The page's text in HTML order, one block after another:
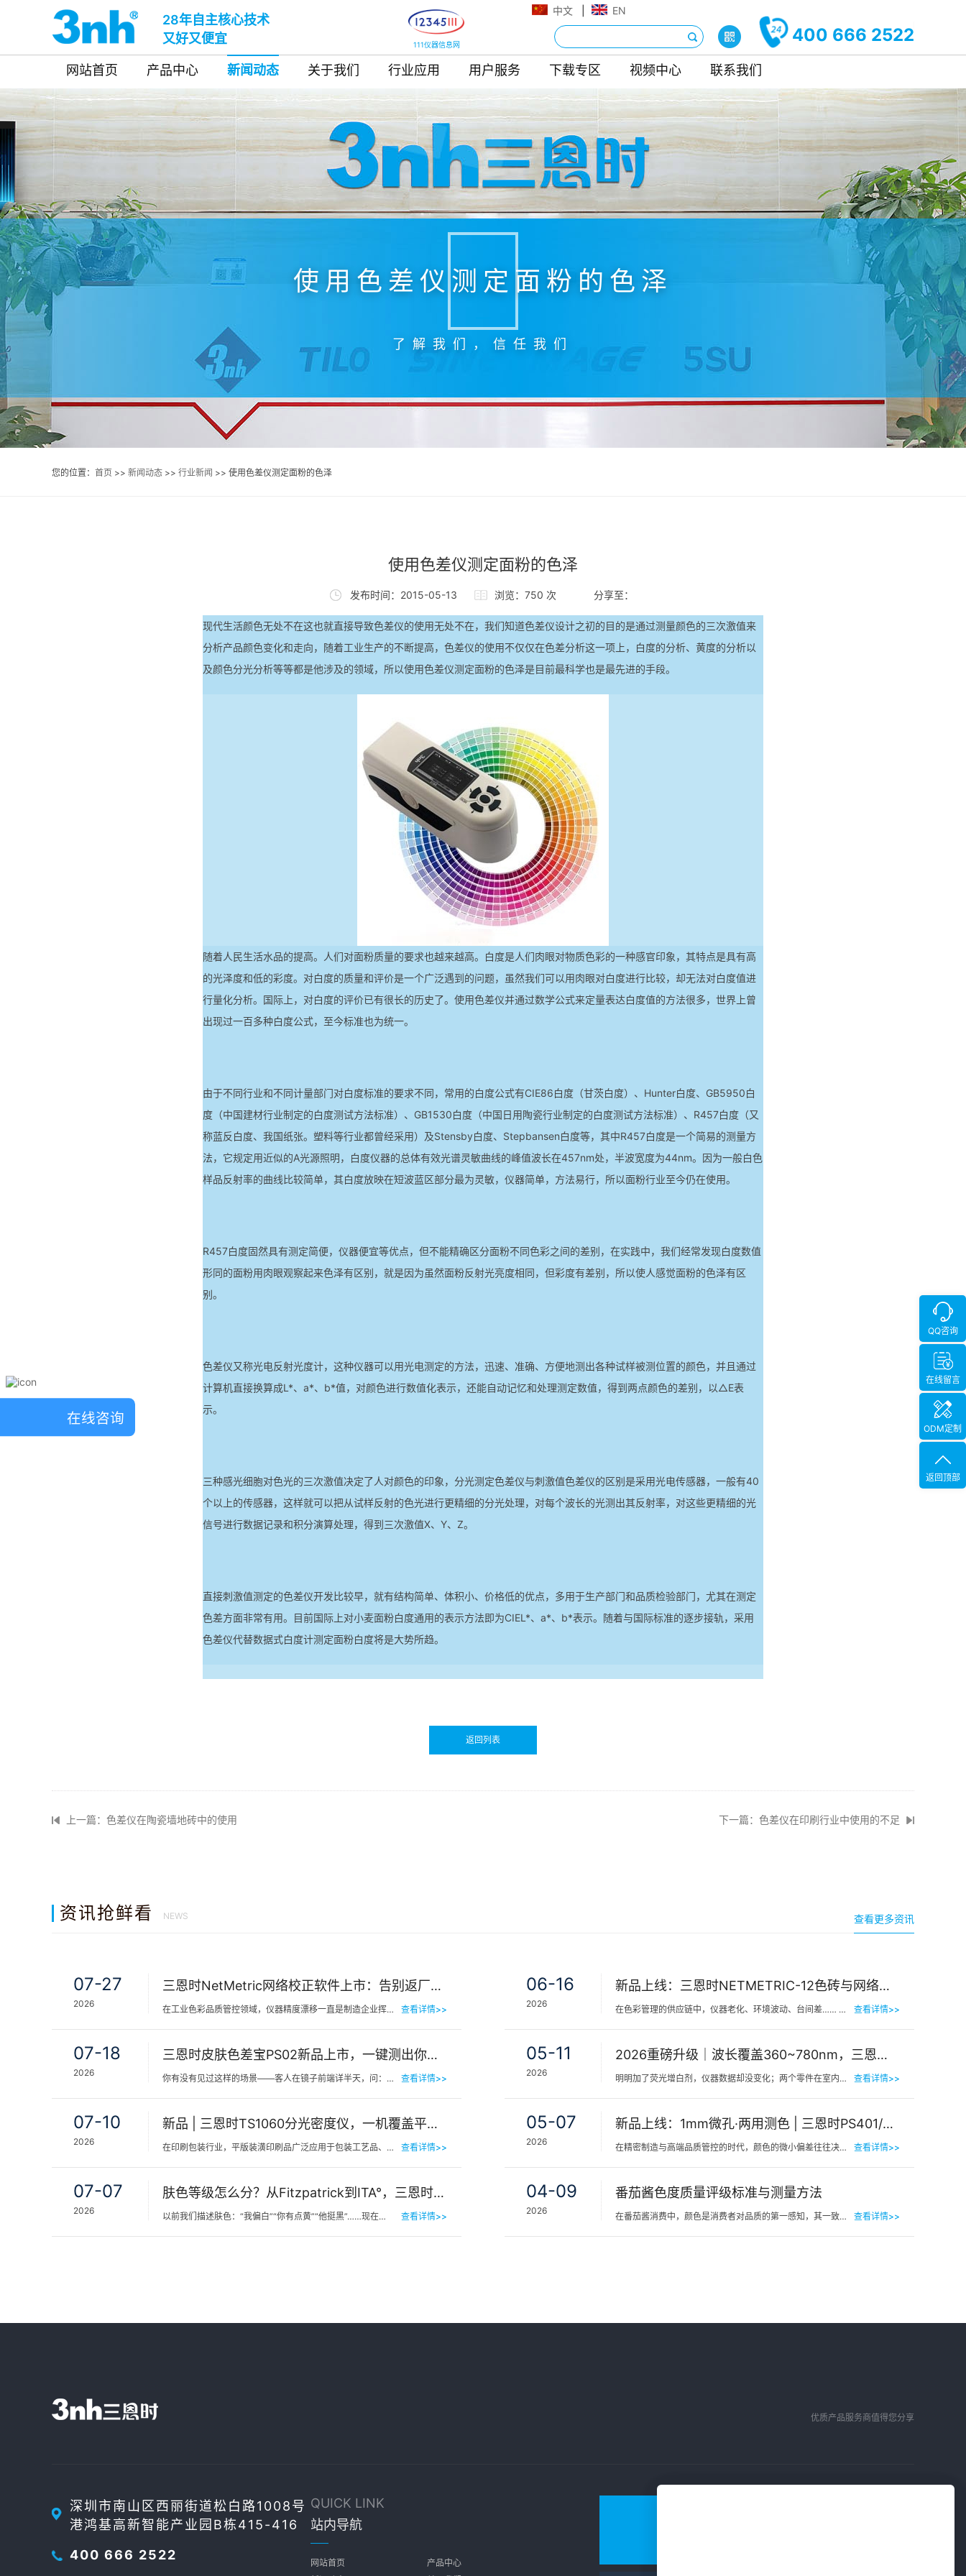
28年自主核心技术
又好又便宜
中文 EN
111仪器信息网 400 666 2522
网站首页 产品中心 新闻动态 关于我们 行业应用 用户服务 下载专区 视频中心 联系我们
使用色差仪测定面粉的色泽
了解我们，信任我们
您的位置： 首页 >> 新闻动态 >> 行业新闻 >> 使用色差仪测定面粉的色泽
使用色差仪测定面粉的色泽
发布时间：2015-05-13 浏览：750 次 分享至：
现代生活颜色无处不在这也就直接导致色差仪的使用无处不在，我们知道色差仪设计之初的目的是通过测量颜色的三次激值来
分析产品颜色变化和走向，随着工业生产的不断提高，色差仪的使用不仅仅在色差分析这一项上，白度的分析、黄度的分析以
及颜色分光分析等等都是他涉及的领域，所以使用色差仪测定面粉的色泽是目前最科学也是最先进的手段。
随着人民生活水品的提高。人们对面粉质量的要求也越来越高。白度是人们肉眼对物质色彩的一种感官印象，其特点是具有高
的光泽度和低的彩度。对白度的质量和评价是一个广泛遇到的问题，虽然我们可以用肉眼对白度进行比较，却无法对白度值进
行量化分析。国际上，对白度的评价已有很长的历史了。使用色差仪并通过数学公式来定量表达白度值的方法很多，世界上曾
出现过一百多种白度公式，至今标准也为统一。
由于不同行业和不同计量部门对白度标准的要求不同，常用的白度公式有CIE86白度（甘茨白度）、Hunter白度、GB5950白
度（中国建材行业制定的白度测试方法标准）、GB1530白度（中国日用陶瓷行业制定的白度测试方法标准）、R457白度（又
称蓝反白度、我国纸张。塑料等行业都曾经采用）及Stensby白度、Stepbansen白度等，其中R457白度是一个简易的测量方
法，它规定用近似的A光源照明，白度仪器的总体有效光谱灵敏曲线的峰值波长在457nm处，半波宽度为44nm。因为一般白色
样品反射率的曲线比较简单，其白度放映在短波蓝区部分最为灵敏，仪器简单，方法易行，所以面粉行业至今仍在使用。
R457白度固然具有测定简便，仪器便宜等优点，但不能精确区分面粉不同色彩之间的差别，在实践中，我们经常发现白度数值
形同的面粉用肉眼观察起来色泽有区别，就是因为虽然面粉反射光亮度相同，但彩度有差别，所以使人感觉面粉的色泽有区
别。
色差仪又称光电反射光度计，这种仪器可以用光电测定的方法，迅速、准确、方便地测出各种试样被测位置的颜色，并且通过
计算机直接换算成L*、a*、b*值，对颜色进行数值化表示，还能自动记忆和处理测定数值，得到两点颜色的差别，以△E表
示。
三种感光细胞对色光的三次激值决定了人对颜色的印象，分光测定色差仪与刺激值色差仪的区别是采用光电传感器，一般有40
个以上的传感器，这样就可以把从试样反射的色光进行更精细的分光处理，对每个波长的光测出其反射率，对这些更精细的光
信号进行数据记录和积分演算处理，得到三次激值X、Y、Z。
直接刺激值测定的色差仪开发比较早，就有结构简单、体积小、价格低的优点，多用于生产部门和品质检验部门，尤其在测定
色差方面非常有用。目前国际上对小麦面粉白度通用的表示方法即为CIEL*、a*、b*表示。随着与国际标准的逐步接轨，采用
色差仪代替数据式白度计测定面粉白度将是大势所趋。
返回列表
上一篇：色差仪在陶瓷墙地砖中的使用 下一篇：色差仪在印刷行业中使用的不足
资讯抢鲜看 NEWS 查看更多资讯
07-27
2026
三恩时NetMetric网络校正软件上市：告别返厂，15分钟让测色仪“恢复出厂精度”
在工业色彩品质管控领域，仪器精度漂移一直是制造企业挥之不去的隐痛。同一批货，A车间测合格、B车间测不合… 查看详情>>
07-18
2026
三恩时皮肤色差宝PS02新品上市，一键测出你的精准肤色等级
你有没有见过这样的场景——客人在镜子前端详半天，问：“我是不是白了一点？”美容师… 查看详情>>
07-10
2026
新品 | 三恩时TS1060分光密度仪，一机覆盖平版装潢印刷品色密度与色差检测
在印刷包装行业，平版装潢印刷品广泛应用于包装工艺品、日化标签、节日用品等场景，客户对同一批次产品的色… 查看详情>>
07-07
2026
肤色等级怎么分？从Fitzpatrick到ITA°，三恩时皮肤测色仪让肤色“数字化”
以前我们描述肤色：“我偏白”“你有点黄”“他挺黑”……现在… 查看详情>>
06-16
2026
新品上线：三恩时NETMETRIC-12色砖与网络校正软件，解决台间差难题
在色彩管理的供应链中，仪器老化、环境波动、台间差…… 一个环节的微小偏差，都可能导致最终… 查看详情>>
05-11
2026
2026重磅升级｜波长覆盖360~780nm，三恩时便携式分光测色仪全光谱了！
明明加了荧光增白剂，仪器数据却没变化；两个零件在室内颜色一样，一到阳光下就“原形毕露”&hel… 查看详情>>
05-07
2026
新品上线：1mm微孔·两用测色 | 三恩时PS401/PS301分光测色仪！
在精密制造与高端品质管控的时代，颜色的微小偏差往往决定着产品的最终命运。对于极小物件、曲面弧面、精密… 查看详情>>
04-09
2026
番茄酱色度质量评级标准与测量方法
在番茄酱消费中，颜色是消费者对品质的第一感知，其一致性与达标性直接影响品牌信任度和产品竞争力。很多人… 查看详情>>
优质产品服务商值得您分享
深圳市南山区西丽街道松白路1008号
港鸿基高新智能产业园B栋415-416
400 666 2522
QUICK LINK
站内导航
网站首页
产品中心
QQ咨询
在线留言
ODM定制
返回顶部
在线咨询